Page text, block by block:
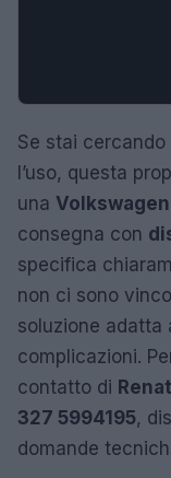
Se stai
l’uso, questa
una Volkswagen
consegna con
specifica
non ci sono
soluzione adatta
complicazioni.
contatto di
327 5994195,
domande